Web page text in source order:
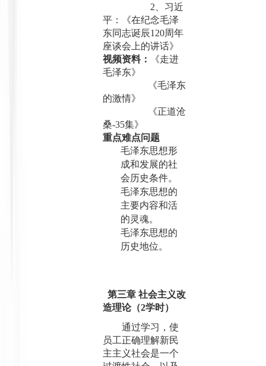
2 、习近
平：《在纪念毛泽
东同志诞辰120周年
座谈会上的讲话》
视频资料：
《走进
毛泽东》
《毛泽东
的激情》
《正道沧
桑-35集》
重点难点问题
毛泽东思想形
成和发展的社
会历史条件。
毛泽东思想的
主要内容和活
的灵魂。
毛泽东思想的
历史地位。
第三章 社会主义改
造理论（2学时）
通过学习，使
员工正确理解新民
主主义社会是一个